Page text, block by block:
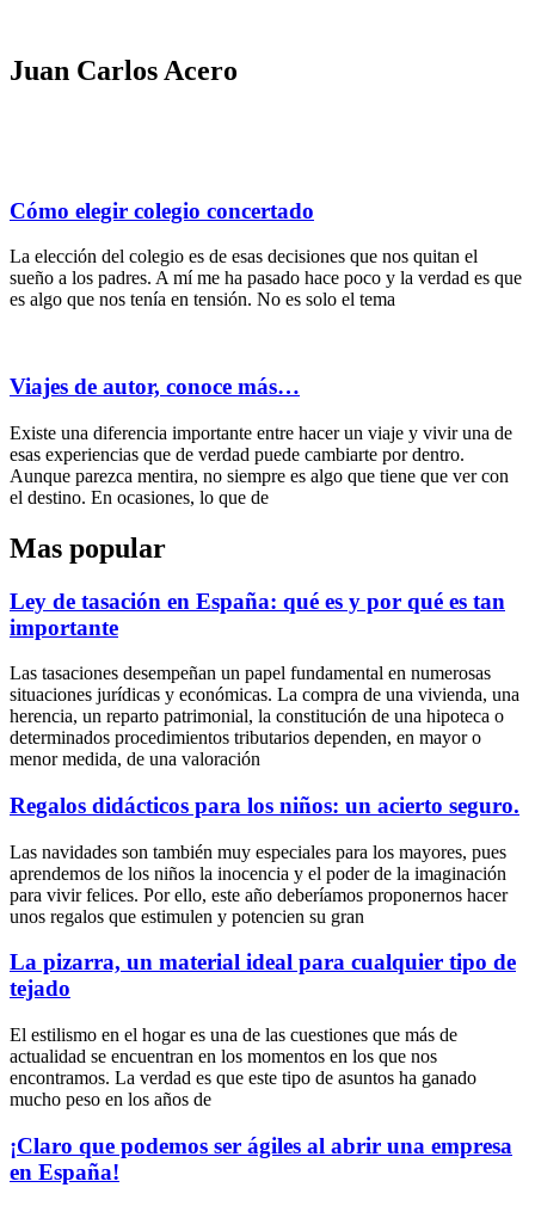
contenido
Juan Carlos Acero
Cómo elegir colegio concertado
La elección del colegio es de esas decisiones que nos quitan el
sueño a los padres. A mí me ha pasado hace poco y la verdad es que
es algo que nos tenía en tensión. No es solo el tema
Viajes de autor, conoce más…
Existe una diferencia importante entre hacer un viaje y vivir una de
esas experiencias que de verdad puede cambiarte por dentro.
Aunque parezca mentira, no siempre es algo que tiene que ver con
el destino. En ocasiones, lo que de
Mas popular
Ley de tasación en España: qué es y por qué es tan
importante
Las tasaciones desempeñan un papel fundamental en numerosas
situaciones jurídicas y económicas. La compra de una vivienda, una
herencia, un reparto patrimonial, la constitución de una hipoteca o
determinados procedimientos tributarios dependen, en mayor o
menor medida, de una valoración
Regalos didácticos para los niños: un acierto seguro.
Las navidades son también muy especiales para los mayores, pues
aprendemos de los niños la inocencia y el poder de la imaginación
para vivir felices. Por ello, este año deberíamos proponernos hacer
unos regalos que estimulen y potencien su gran
La pizarra, un material ideal para cualquier tipo de
tejado
El estilismo en el hogar es una de las cuestiones que más de
actualidad se encuentran en los momentos en los que nos
encontramos. La verdad es que este tipo de asuntos ha ganado
mucho peso en los años de
¡Claro que podemos ser ágiles al abrir una empresa
en España!